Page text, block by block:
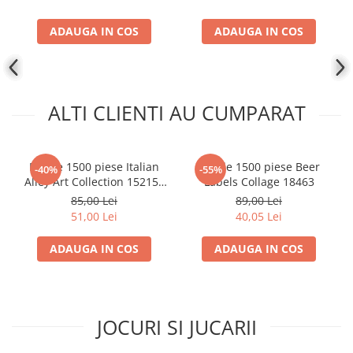
Altered
Star Wars Unlimited
Neverrift TCG
Hololive
Magic The Gathering TCG
One Piece Card Game
Colectii Oficiale Topps si Panini si
ADAUGA IN COS ADAUGA IN COS
ALTI CLIENTI AU CUMPARAT
-40%
Puzzle 1500 piese Italian
Alley Art Collection 152155
Castorland
85,00 Lei
51,00 Lei
ADAUGA IN COS
-55%
Puzzle 1500 piese Beer
Labels Collage 18463
89,00 Lei
40,05 Lei
ADAUGA IN COS
JOCURI SI JUCARII